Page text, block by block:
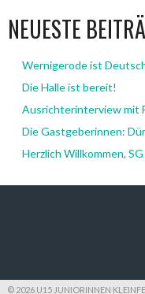
NEUESTE
Wernigerode ist
Die Halle ist bereit!
Ausrichterinterview mit
Die Gastgeberinnen:
Herzlich Willkommen,
© 2026 U15 JUNIORINNEN